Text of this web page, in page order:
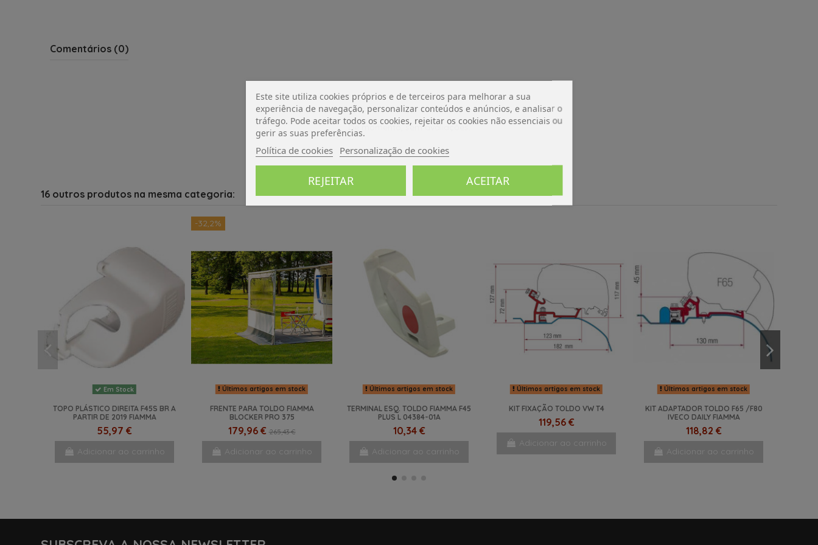
Comentários (0)
De momento, sem avaliações.
16 outros produtos na mesma categoria:
Em Stock
TOPO PLÁSTICO DIREITA F45S BR A
PARTIR DE 2019 FIAMMA
55,97 €
Adicionar ao carrinho
-32,2%
Últimos artigos em stock
FRENTE PARA TOLDO FIAMMA
BLOCKER PRO 375
179,96 €265,43 €
Adicionar ao carrinho
Últimos artigos em stock
TERMINAL ESQ. TOLDO FIAMMA F45
PLUS L 04384-01A
10,34 €
Adicionar ao carrinho
Últimos artigos em stock
KIT FIXAÇÃO TOLDO VW T4
119,56 €
Adicionar ao carrinho
Últimos artigos em stock
KIT ADAPTADOR TOLDO F65 /F80
IVECO DAILY FIAMMA
118,82 €
Adicionar ao carrinho
Este site utiliza cookies próprios e de terceiros para melhorar a sua
experiência de navegação, personalizar conteúdos e anúncios, e analisar o
tráfego. Pode aceitar todos os cookies, rejeitar os cookies não essenciais ou
gerir as suas preferências.
Política de cookies Personalização de cookies
REJEITAR ACEITAR